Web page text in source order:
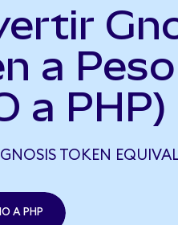
a
a PHP)
TOKEN
A PHP